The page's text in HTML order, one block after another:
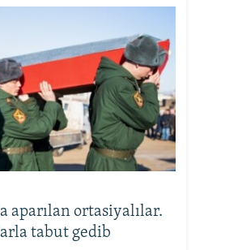
aparılan ortasiyalılar.
tabut gedib